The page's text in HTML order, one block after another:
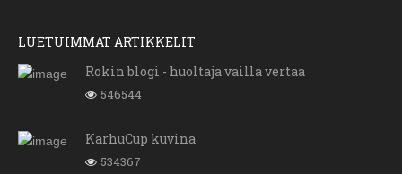
LUETUIMMAT ARTIKKELIT
Rokin blogi - huoltaja vailla vertaa
546544
KarhuCup kuvina
534367